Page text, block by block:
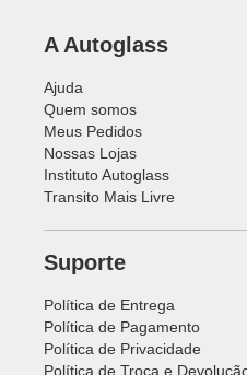
A Autoglass
Ajuda
Quem somos
Meus Pedidos
Nossas Lojas
Instituto Autoglass
Transito Mais Livre
Suporte
Política de Entrega
Política de Pagamento
Política de Privacidade
Política de Troca e